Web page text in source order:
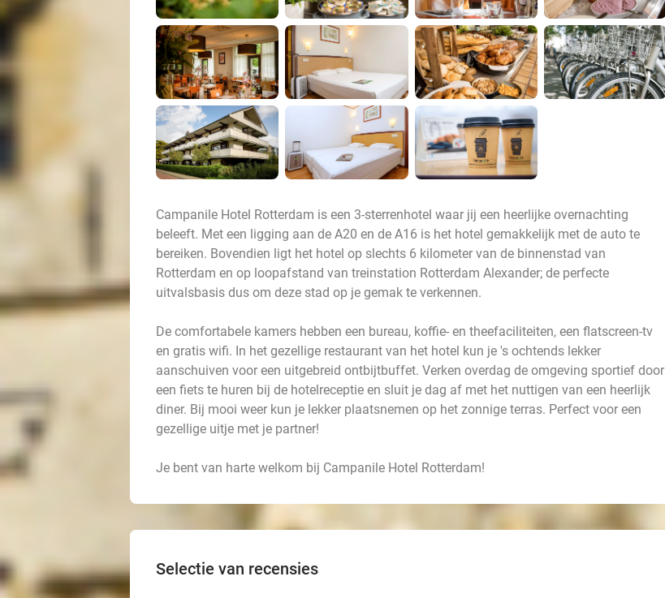
Campanile Hotel Rotterdam is een 3-sterrenhotel waar jij een heerlijke overnachting
beleeft. Met een ligging aan de A20 en de A16 is het hotel gemakkelijk met de auto te
bereiken. Bovendien ligt het hotel op slechts 6 kilometer van de binnenstad van
Rotterdam en op loopafstand van treinstation Rotterdam Alexander; de perfecte
uitvalsbasis dus om deze stad op je gemak te verkennen.
De comfortabele kamers hebben een bureau, koffie- en theefaciliteiten, een flatscreen-tv
en gratis wifi. In het gezellige restaurant van het hotel kun je 's ochtends lekker
aanschuiven voor een uitgebreid ontbijtbuffet. Verken overdag de omgeving sportief door
een fiets te huren bij de hotelreceptie en sluit je dag af met het nuttigen van een heerlijk
diner. Bij mooi weer kun je lekker plaatsnemen op het zonnige terras. Perfect voor een
gezellige uitje met je partner!
Je bent van harte welkom bij Campanile Hotel Rotterdam!
Selectie van recensies